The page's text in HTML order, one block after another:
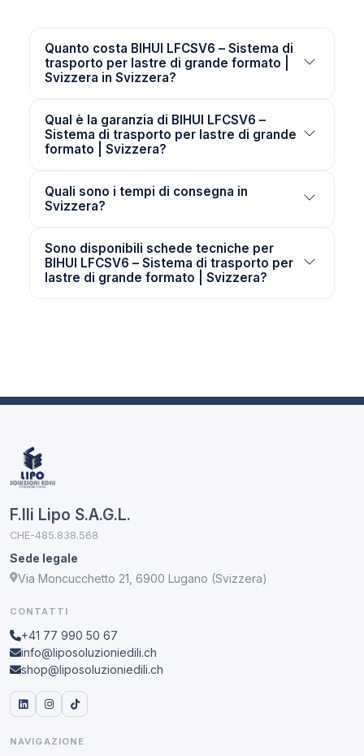
Quanto costa BIHUI LFCSV6 – Sistema di
trasporto per lastre di grande formato |
Svizzera in Svizzera?
Qual è la garanzia di BIHUI LFCSV6 –
Sistema di trasporto per lastre di grande
formato | Svizzera?
Quali sono i tempi di consegna in
Svizzera?
Sono disponibili schede tecniche per
BIHUI LFCSV6 – Sistema di trasporto per
lastre di grande formato | Svizzera?
F.lli Lipo S.A.G.L.
CHE-485.838.568
Sede legale
Via Moncucchetto 21, 6900 Lugano (Svizzera)
CONTATTI
+41 77 990 50 67
info@liposoluzioniedili.ch
shop@liposoluzioniedili.ch
NAVIGAZIONE